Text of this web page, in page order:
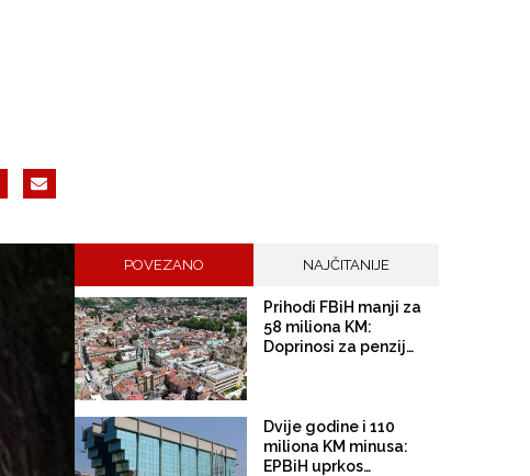
POVEZANO NAJČITANIJE
Prihodi FBiH manji za
58 miliona KM:
Doprinosi za penzije
Dvije godine i 110
miliona KM minusa:
EPBiH uprkos